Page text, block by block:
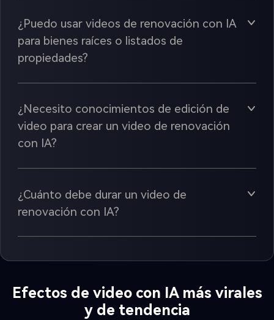
¿Puedo usar videos de renovación con IA
para bienes raíces o listados de
propiedades?
¿Necesito conocimientos de edición de
video para crear un video de renovación
con IA?
¿Cuánto debe durar un video de
renovación con IA?
Efectos de video con IA más virales
y de tendencia